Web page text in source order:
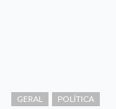
GERAL POLÍTICA